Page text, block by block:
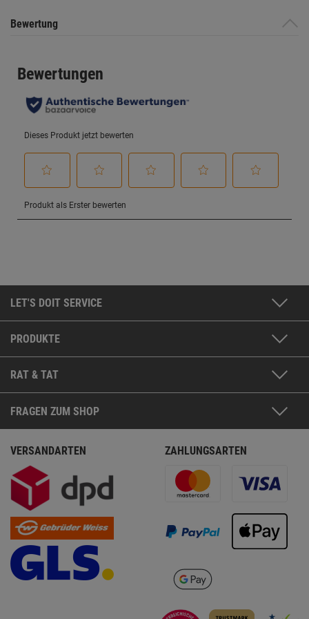
Bewertung
LET'S DOIT SERVICE
PRODUKTE
RAT & TAT
FRAGEN ZUM SHOP
VERSANDARTEN ZAHLUNGSARTEN